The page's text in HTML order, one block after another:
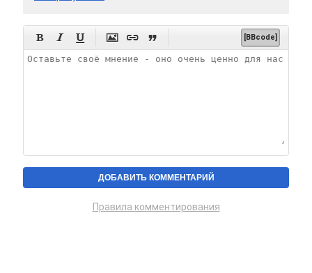
      [BBcode]
Правила комментирования